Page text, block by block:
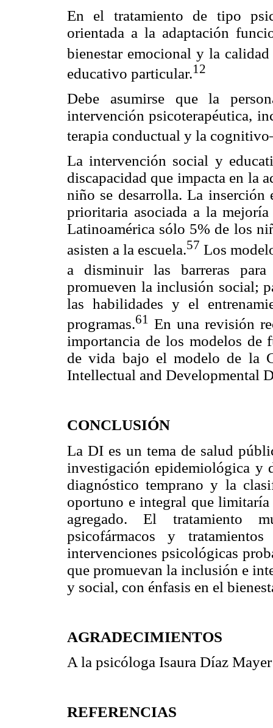
En el tratamiento de tipo
orientada a la adaptación
bienestar emocional y la
educativo particular.12
Debe asumirse que la
intervención psicoterapéutica,
terapia conductual y la
La intervención social y
discapacidad que impacta en la
niño se desarrolla. La inserción
prioritaria asociada a la
Latinoamérica sólo 5% de los
asisten a la escuela.57 Los
a disminuir las barreras
promueven la inclusión social;
las habilidades y el
programas.61 En una revisión
importancia de los modelos de
de vida bajo el modelo de la
Intellectual and Developmental
CONCLUSIÓN
La DI es un tema de salud
investigación epidemiológica y
diagnóstico temprano y la
oportuno e integral que
agregado. El tratamiento
psicofármacos y
intervenciones psicológicas
que promuevan la inclusión e
y social, con énfasis en el
AGRADECIMIENTOS
A la psicóloga Isaura Díaz
REFERENCIAS